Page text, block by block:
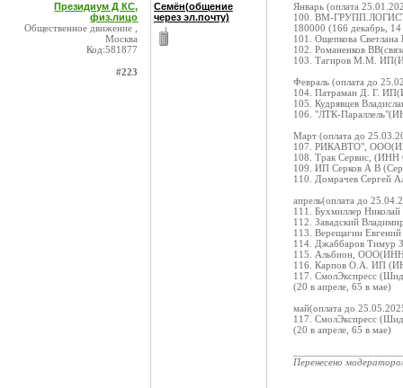
Президиум Д КС,
физ.лицо
Общественное движение ,
Москва
Код:581877
#223
Семён(общение
через эл.почту)
Январь (оплата
100. ВМ-
180000 (166 декабрь, 14
101. Ощепкова
102. Романенков
103. Тагиров М.М.
Февраль (оплата до
104. Патраман Д. Г.
105. Кудрявцев
106. "ЛТК-
Март (оплата до
107. РИКАВТО",
108. Трак Сервис,
109. ИП Серков А В
110. Домрачев Сергей
апрель(оплата до
111. Бухмиллер
112. Завадский
113. Верещагин
114. Джаббаров Тимур
115. Альбион,
116. Карпов О.А. ИП
117. СмолЭкспресс
(20 в апреле, 65 в мае)
май(оплата до
117. СмолЭкспресс
(20 в апреле, 65 в мае)
Перенесено